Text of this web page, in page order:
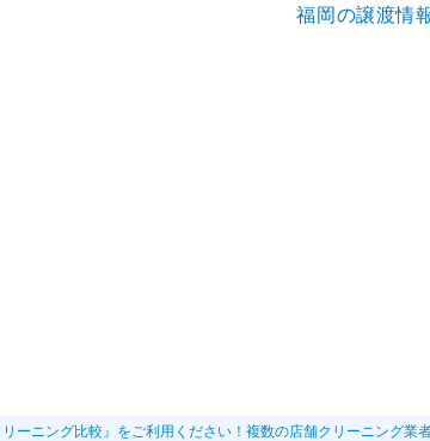
福岡の譲渡情
ーニング比較』をご利用ください！複数の店舗クリーニング業